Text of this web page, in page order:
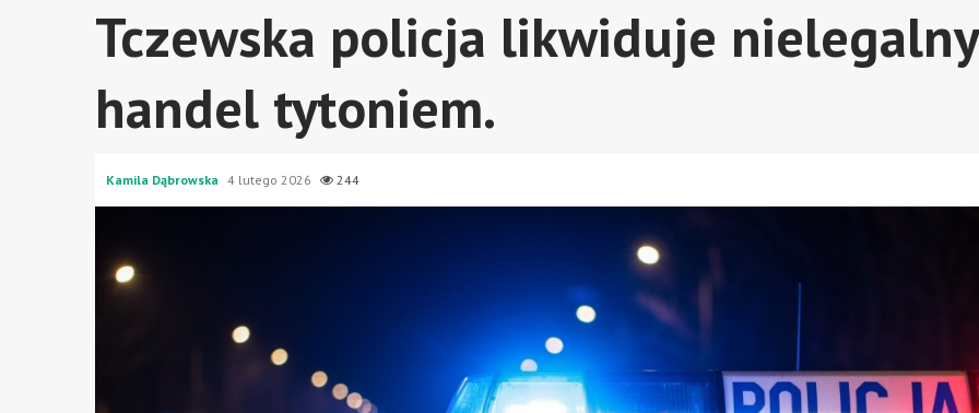
Tczewska policja likwiduje nielegalny
handel tytoniem.
Kamila Dąbrowska 4 lutego 2026 244